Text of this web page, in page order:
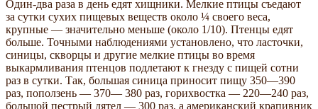
Один-два раза в день едят хищники. Мелкие птицы съедают
за сутки сухих пищевых веществ около ¼ своего веса,
крупные — значительно меньше (около 1/10). Птенцы едят
больше. Точными наблюдениями установлено, что ласточки,
синицы, скворцы и другие мелкие птицы во время
выкармливания птенцов подлетают к гнезду с пищей сотни
раз в сутки. Так, большая синица приносит пищу 350—390
раз, поползень — 370— 380 раз, горихвостка — 220—240 раз,
большой пестрый дятел — 300 раз, а американский крапивник